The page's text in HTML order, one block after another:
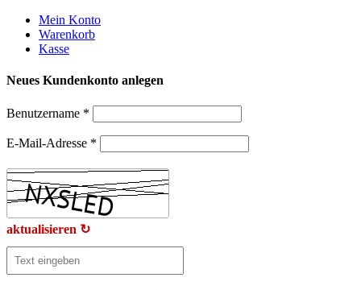
Weiter
zum
Inhalt
Mein Konto
Warenkorb
Kasse
Neues Kundenkonto anlegen
Benutzername *
E-Mail-Adresse *
aktualisieren ↻